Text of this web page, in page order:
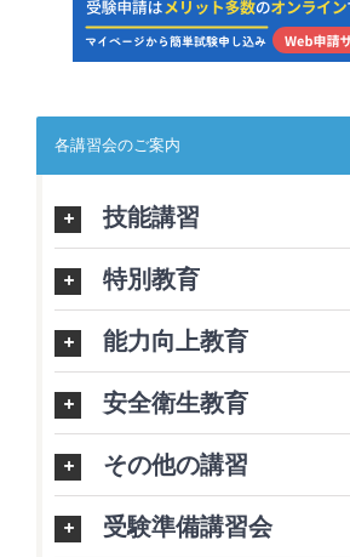
各講習会のご案内
技能講習
特別教育
能力向上教育
安全衛生教育
その他の講習
受験準備講習会